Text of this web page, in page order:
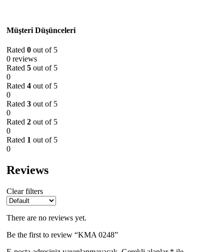
Müşteri Düşünceleri
Rated 0 out of 5
0 reviews
Rated 5 out of 5
0
Rated 4 out of 5
0
Rated 3 out of 5
0
Rated 2 out of 5
0
Rated 1 out of 5
0
Reviews
Clear filters
There are no reviews yet.
Be the first to review “KMA 0248”